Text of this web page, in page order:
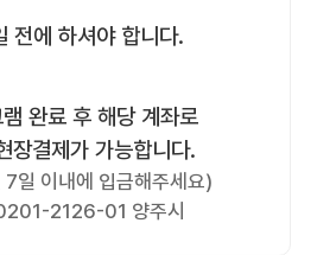
전에 하셔야 합니다.
완료 후 해당 계좌로
장결제가 가능합니다.
일 이내에 입금해주세요)
2126-01 양주시